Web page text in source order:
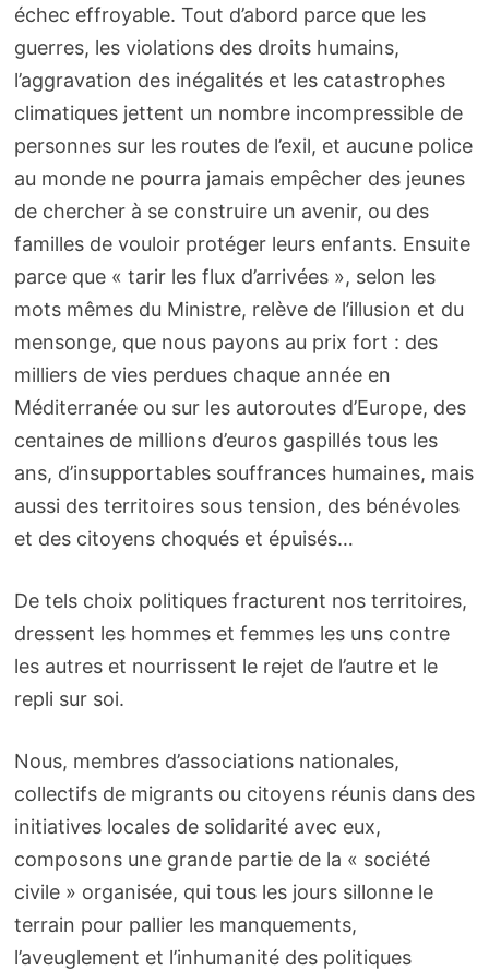
échec effroyable. Tout d’abord parce que les
guerres, les violations des droits humains,
l’aggravation des inégalités et les catastrophes
climatiques jettent un nombre incompressible de
personnes sur les routes de l’exil, et aucune police
au monde ne pourra jamais empêcher des jeunes
de chercher à se construire un avenir, ou des
familles de vouloir protéger leurs enfants. Ensuite
parce que « tarir les flux d’arrivées », selon les
mots mêmes du Ministre, relève de l’illusion et du
mensonge, que nous payons au prix fort : des
milliers de vies perdues chaque année en
Méditerranée ou sur les autoroutes d’Europe, des
centaines de millions d’euros gaspillés tous les
ans, d’insupportables souffrances humaines, mais
aussi des territoires sous tension, des bénévoles
et des citoyens choqués et épuisés…
De tels choix politiques fracturent nos territoires,
dressent les hommes et femmes les uns contre
les autres et nourrissent le rejet de l’autre et le
repli sur soi.
Nous, membres d’associations nationales,
collectifs de migrants ou citoyens réunis dans des
initiatives locales de solidarité avec eux,
composons une grande partie de la « société
civile » organisée, qui tous les jours sillonne le
terrain pour pallier les manquements,
l’aveuglement et l’inhumanité des politiques